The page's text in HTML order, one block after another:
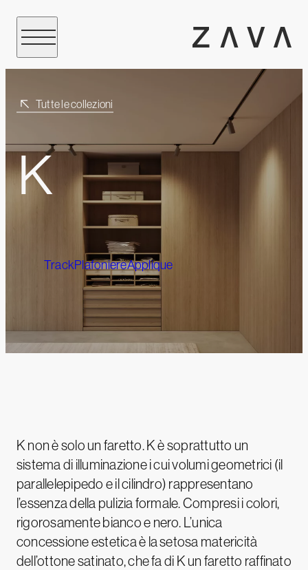
Tutte le collezioni
K
TrackPlafoniereApplique
K non è solo un faretto. K è soprattutto un
sistema di illuminazione i cui volumi geometrici (il
parallelepipedo e il cilindro) rappresentano
l’essenza della pulizia formale. Compresi i colori,
rigorosamente bianco e nero. L’unica
concessione estetica è la setosa matericità
dell’ottone satinato, che fa di K un faretto raffinato